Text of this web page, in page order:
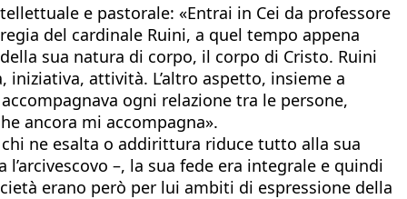
e pastorale: «Entrai in Cei da professore
del cardinale Ruini, a quel tempo appena
sua natura di corpo, il corpo di Cristo. Ruini
attività. L’altro aspetto, insieme a
ogni relazione tra le persone,
ancora mi accompagna».
ne esalta o addirittura riduce tutto alla sua
–, la sua fede era integrale e quindi
erano però per lui ambiti di espressione della